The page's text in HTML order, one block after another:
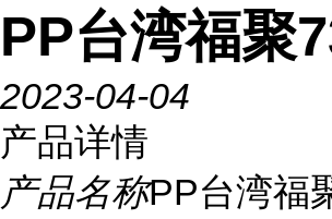
PP台湾福聚
2023-04-04
产品详情
产品名称PP台湾福